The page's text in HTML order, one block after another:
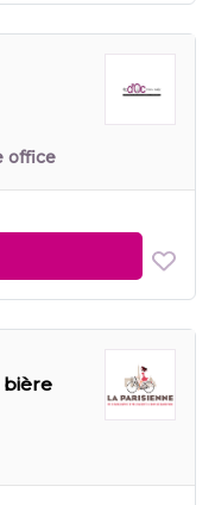
office
bière